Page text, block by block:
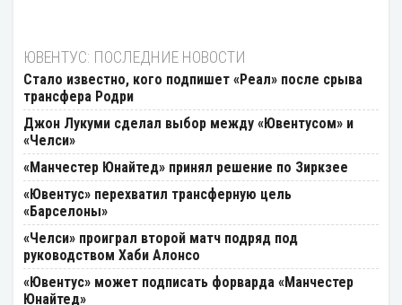
ЮВЕНТУС: ПОСЛЕДНИЕ НОВОСТИ
Стало известно, кого подпишет «Реал» после срыва
трансфера Родри
Джон Лукуми сделал выбор между «Ювентусом» и
«Челси»
«Манчестер Юнайтед» принял решение по Зиркзее
«Ювентус» перехватил трансферную цель
«Барселоны»
«Челси» проиграл второй матч подряд под
руководством Хаби Алонсо
«Ювентус» может подписать форварда «Манчестер
Юнайтед»